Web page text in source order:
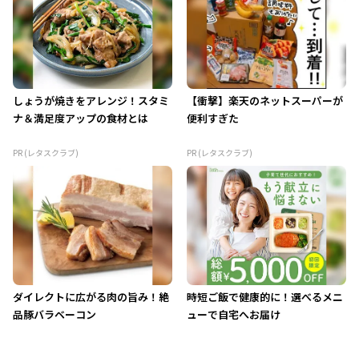
しょうが焼きをアレンジ！スタミ
ナ＆満足度アップの食材とは
PR (レタスクラブ)
【衝撃】楽天のネットスーパーが
便利すぎた
PR (レタスクラブ)
ダイレクトに広がる肉の旨み！絶
品豚バラベーコン
時短ご飯で健康的に！選べるメニ
ューで自宅へお届け